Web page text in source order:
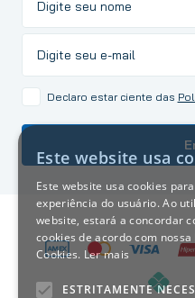
Declaro estar ciente das
Este website usa
Este website usa cookies
experiência do usuário. Ao
website, estará a concordar
cookies de acordo com nossa
Cookies. Ler mais
ESTRITAMENTE